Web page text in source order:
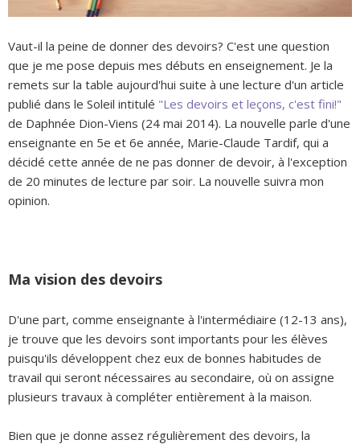
Vaut-il la peine de donner des devoirs? C'est une question
que je me pose depuis mes débuts en enseignement. Je la
remets sur la table aujourd'hui suite à une lecture d'un article
publié dans le Soleil intitulé "Les devoirs et leçons, c'est fini!"
de Daphnée Dion-Viens (24 mai 2014). La nouvelle parle d'une
enseignante en 5e et 6e année, Marie-Claude Tardif, qui a
décidé cette année de ne pas donner de devoir, à l'exception
de 20 minutes de lecture par soir. La nouvelle suivra mon
opinion.
Ma vision des devoirs
D'une part, comme enseignante à l'intermédiaire (12-13 ans),
je trouve que les devoirs sont importants pour les élèves
puisqu'ils développent chez eux de bonnes habitudes de
travail qui seront nécessaires au secondaire, où on assigne
plusieurs travaux à compléter entièrement à la maison.
Bien que je donne assez régulièrement des devoirs, la